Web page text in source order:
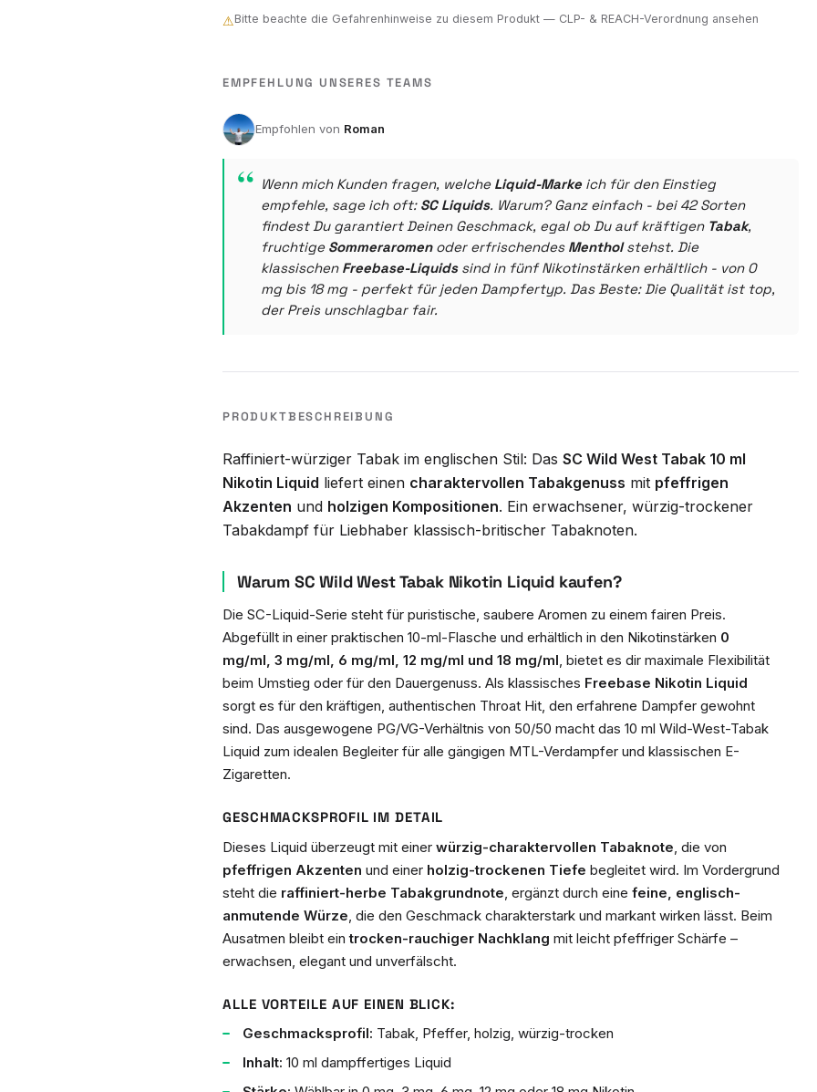
⚠Bitte beachte die Gefahrenhinweise zu diesem Produkt — CLP- & REACH-Verordnung ansehen
EMPFEHLUNG UNSERES TEAMS
Roman
Wenn mich Kunden fragen, welche Liquid-Marke ich für den Einstieg
empfehle, sage ich oft: SC Liquids. Warum? Ganz einfach - bei 42 Sorten
findest Du garantiert Deinen Geschmack, egal ob Du auf kräftigen Tabak,
fruchtige Sommeraromenoder erfrischendes Mentholstehst. Die
klassischen Freebase-Liquidssind in fünf Nikotinstärken erhältlich - von 0
mg bis 18 mg - perfekt für jeden Dampfertyp. Das Beste: Die Qualität ist top,
der Preis unschlagbar fair.
PRODUKTBESCHREIBUNG
Raffiniert-würziger Tabak im englischen Stil: Das SC Wild West Tabak 10 ml
Nikotin Liquid liefert einen charaktervollen Tabakgenuss mit pfeffrigen
Akzenten und holzigen Kompositionen. Ein erwachsener, würzig-trockener
Tabakdampf für Liebhaber klassisch-britischer Tabaknoten.
Warum SC Wild West Tabak Nikotin Liquid kaufen?
Die SC-Liquid-Serie steht für puristische, saubere Aromen zu einem fairen Preis.
Abgefüllt in einer praktischen 10-ml-Flasche und erhältlich in den Nikotinstärken 0
mg/ml, 3 mg/ml, 6 mg/ml, 12 mg/ml und 18 mg/ml , bietet es dir maximale Flexibilität
beim Umstieg oder für den Dauergenuss. Als klassisches Freebase Nikotin Liquid
sorgt es für den kräftigen, authentischen Throat Hit, den erfahrene Dampfer gewohnt
sind. Das ausgewogene PG/VG-Verhältnis von 50/50 macht das 10 ml Wild-West-Tabak
Liquid zum idealen Begleiter für alle gängigen MTL-Verdampfer und klassischen E-
Zigaretten.
GESCHMACKSPROFIL IM DETAIL
Dieses Liquid überzeugt mit einer würzig-charaktervollen Tabaknote , die von
pfeffrigen Akzenten und einer holzig-trockenen Tiefe begleitet wird. Im Vordergrund
steht die raffiniert-herbe Tabakgrundnote , ergänzt durch eine feine, englisch-
anmutende Würze , die den Geschmack charakterstark und markant wirken lässt. Beim
Ausatmen bleibt eintrocken-rauchiger Nachklang mit leicht pfeffriger Schärfe –
erwachsen, elegant und unverfälscht.
ALLE VORTEILE AUF EINEN BLICK:
Geschmacksprofil: Tabak, Pfeffer, holzig, würzig-trocken
Inhalt: 10 ml dampffertiges Liquid